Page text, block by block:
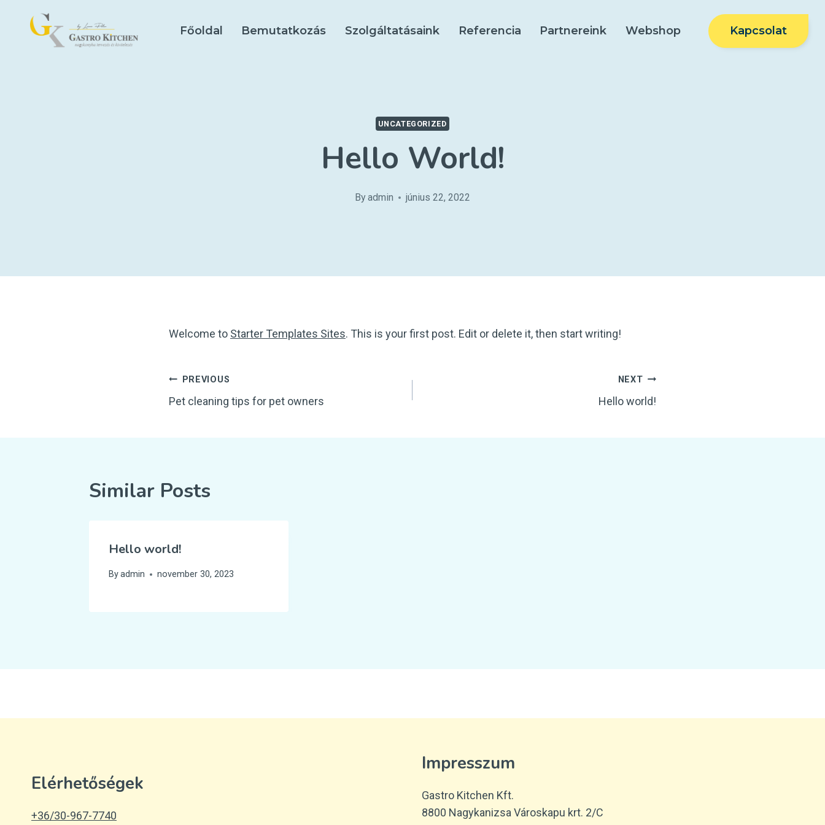
Főoldal Bemutatkozás Szolgáltatásaink Referencia Partnereink Webshop Kapcsolat
UNCATEGORIZED
Hello World!
Byadmin június 22, 2022
Welcome to Starter Templates Sites. This is your first post. Edit or delete it, then start writing!
Bejegyzés
navigáció
PREVIOUS
Pet cleaning tips for pet owners
NEXT
Hello world!
Similar Posts
Hello world!
Byadmin november 30, 2023
Elérhetőségek
+36/30-967-7740
Impresszum
Gastro Kitchen Kft.
8800 Nagykanizsa Városkapu krt. 2/C